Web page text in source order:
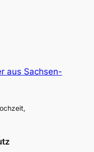
aus Sachsen-